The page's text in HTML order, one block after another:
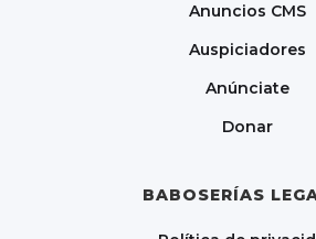
Anuncios CMS
Auspiciadores
Anúnciate
Donar
BABOSERÍAS